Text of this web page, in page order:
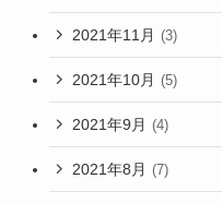
2021年11月 (3)
2021年10月 (5)
2021年9月 (4)
2021年8月 (7)